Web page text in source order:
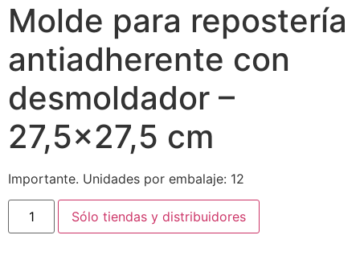
Molde para repostería
antiadherente con
desmoldador –
27,5×27,5 cm
Importante. Unidades por embalaje: 12
Sólo tiendas y distribuidores